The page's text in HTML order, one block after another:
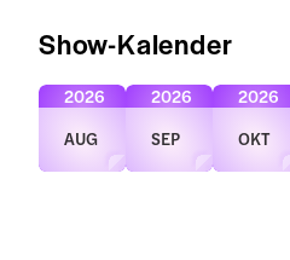
Show-Kalender
AUG
2026
SEP
2026
OKT
2026